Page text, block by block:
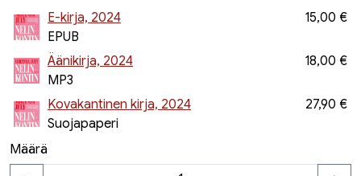
E-kirja, 2024
EPUB
15,00 €
Äänikirja, 2024
MP3
18,00 €
Kovakantinen kirja, 2024
Suojapaperi
27,90 €
Määrä